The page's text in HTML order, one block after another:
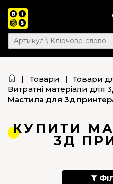
| Товари | Товари
Витратні матеріали для
Мастила для 3д
КУПИТИ
3Д